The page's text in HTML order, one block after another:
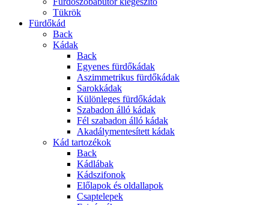
Tükrök
Fürdőkád
Back
Kádak
Back
Egyenes fürdőkádak
Aszimmetrikus fürdőkádak
Sarokkádak
Különleges fürdőkádak
Szabadon álló kádak
Fél szabadon álló kádak
Akadálymentesített kádak
Kád tartozékok
Back
Kádlábak
Kádszifonok
Előlapok és oldallapok
Csaptelepek